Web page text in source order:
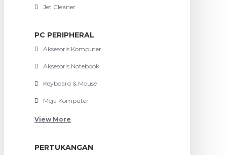
Jet Cleaner
PC PERIPHERAL
Aksesoris Komputer
Aksesoris Notebook
Keyboard & Mouse
Meja Komputer
View More
PERTUKANGAN